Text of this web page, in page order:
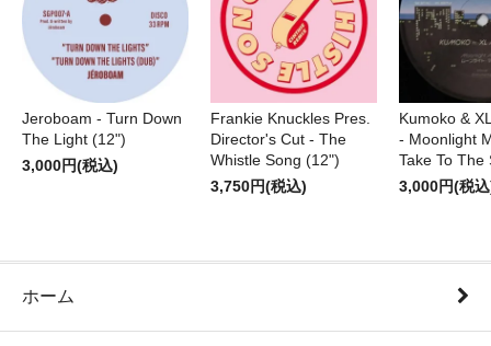
Jeroboam - Turn Down
The Light (12")
3,000円(税込)
Frankie Knuckles Pres.
Director's Cut - The
Whistle Song (12")
3,750円(税込)
Kumoko &
- Moonlight
Take To The
3,000円(税
ホーム